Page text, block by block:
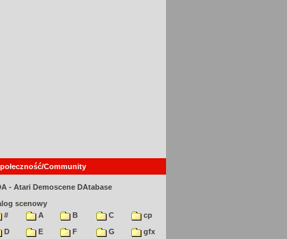
Community
- Atari Demoscene DAtabase
scenowy
#
A B C
cp
D
E F G
gfx